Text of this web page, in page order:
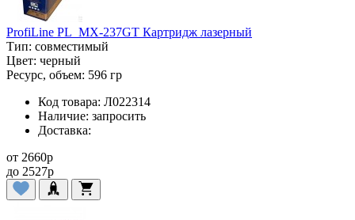
ProfiLine PL_MX-237GT Картридж лазерный
Тип: совместимый
Цвет: черный
Ресурс, объем: 596 гр
Код товара: Л022314
Наличие: запросить
Доставка:
от 2660p
до 2527p